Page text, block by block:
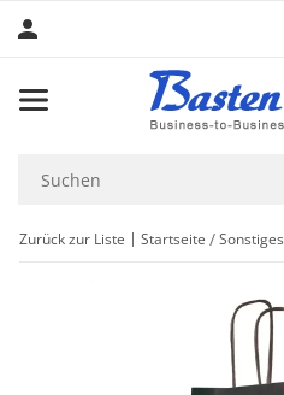
Zurück zur Liste Startseite Sonstiges